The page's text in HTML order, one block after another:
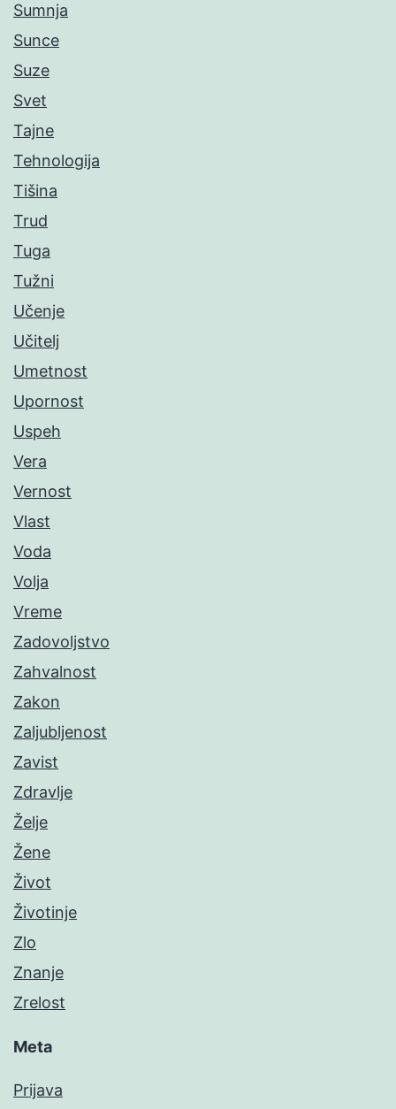
Sumnja
Sunce
Suze
Svet
Tajne
Tehnologija
Tišina
Trud
Tuga
Tužni
Učenje
Učitelj
Umetnost
Upornost
Uspeh
Vera
Vernost
Vlast
Voda
Volja
Vreme
Zadovoljstvo
Zahvalnost
Zakon
Zaljubljenost
Zavist
Zdravlje
Želje
Žene
Život
Životinje
Zlo
Znanje
Zrelost
Meta
Prijava